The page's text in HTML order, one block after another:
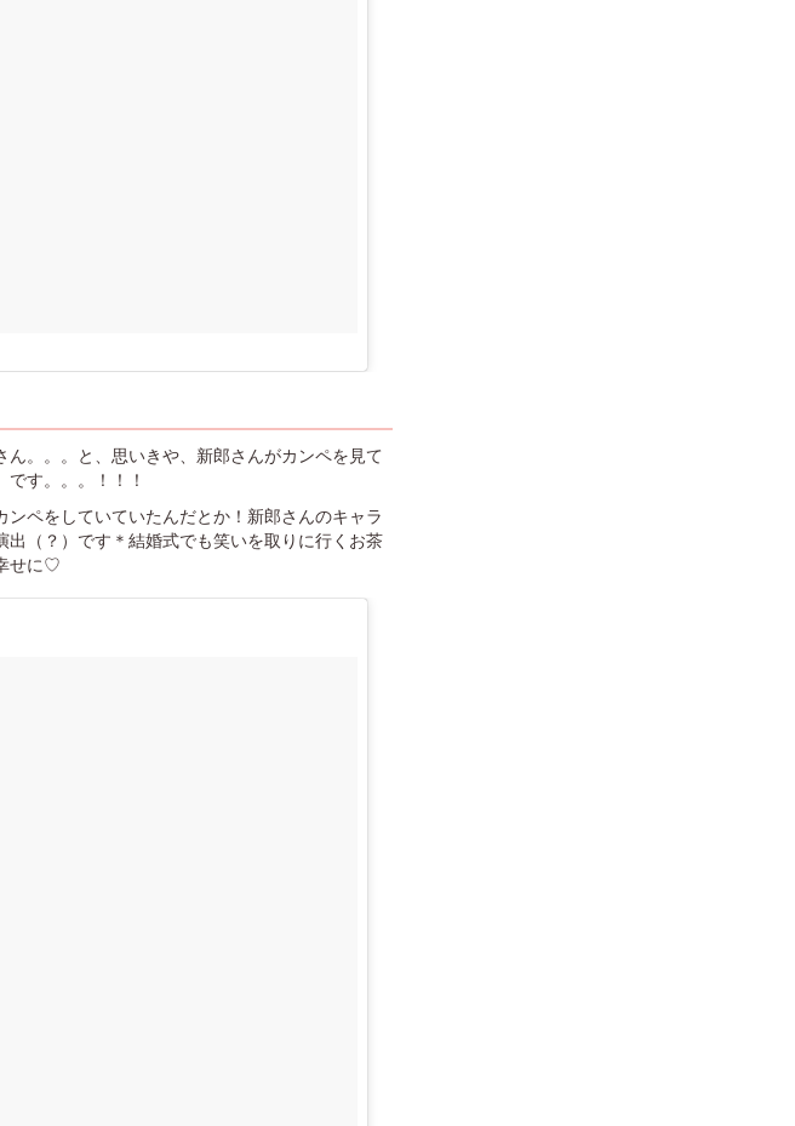
。。。と、思いきや、新郎さんがカンペを見て
す。。。！！！
ペをしていていたんだとか！新郎さんのキャラ
（？）です＊結婚式でも笑いを取りに行くお茶
せに♡